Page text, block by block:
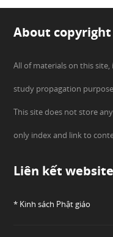
About copyright
All of materials on this
study propagation
This site does not store
only index and link to
Liên kết website
* Kinh sách Phật giáo